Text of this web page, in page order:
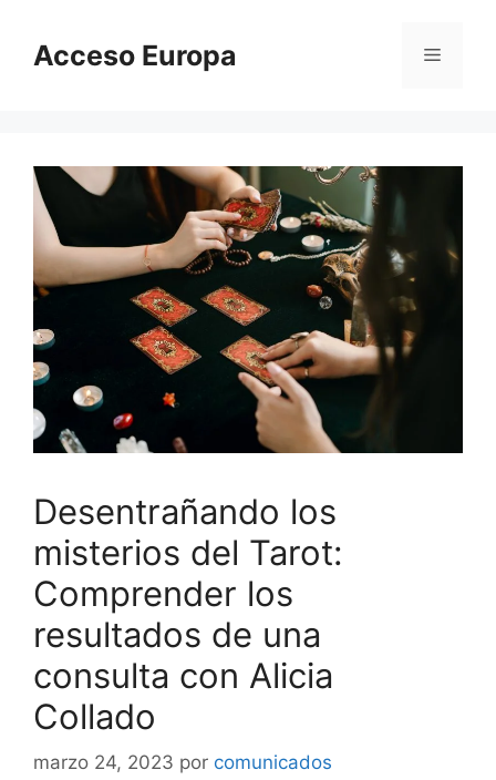
contenido
Acceso Europa Menú
Desentrañando los
misterios del Tarot:
Comprender los
resultados de una
consulta con Alicia
Collado
marzo 24, 2023 por comunicados